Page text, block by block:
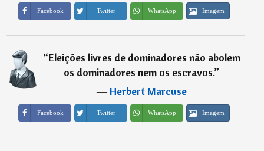
Facebook Twitter WhatsApp Imagem
“Eleições livres de dominadores não abolem
os dominadores nem os escravos.”
―Herbert Marcuse
Facebook Twitter WhatsApp Imagem